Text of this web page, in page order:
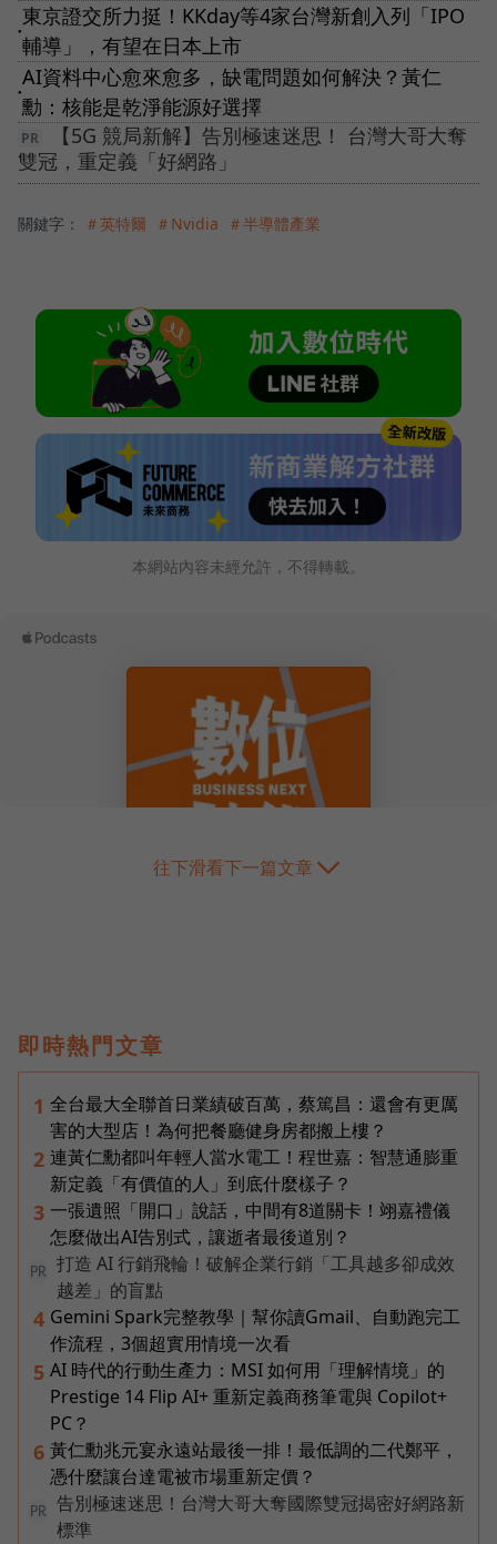
●
東京證交所力挺！KKday等4家台灣新創入列「IPO
輔導」，有望在日本上市
●
AI資料中心愈來愈多，缺電問題如何解決？黃仁
勳：核能是乾淨能源好選擇
【5G 競局新解】告別極速迷思！ 台灣大哥大奪
雙冠，重定義「好網路」
關鍵字： ＃英特爾 ＃Nvidia ＃半導體產業
本網站內容未經允許，不得轉載。
往下滑看下一篇文章
即時熱門文章
1 全台最大全聯首日業績破百萬，蔡篤昌：還會有更厲
害的大型店！為何把餐廳健身房都搬上樓？
2 連黃仁勳都叫年輕人當水電工！程世嘉：智慧通膨重
新定義「有價值的人」到底什麼樣子？
3 一張遺照「開口」說話，中間有8道關卡！翊嘉禮儀
怎麼做出AI告別式，讓逝者最後道別？
PR
打造 AI 行銷飛輪！破解企業行銷「工具越多卻成效
越差」的盲點
4 Gemini Spark完整教學｜幫你讀Gmail、自動跑完工
作流程，3個超實用情境一次看
5 AI 時代的行動生產力：MSI 如何用「理解情境」的
Prestige 14 Flip AI+ 重新定義商務筆電與 Copilot+
PC？
6 黃仁勳兆元宴永遠站最後一排！最低調的二代鄭平，
憑什麼讓台達電被市場重新定價？
PR
告別極速迷思！台灣大哥大奪國際雙冠揭密好網路新
標準